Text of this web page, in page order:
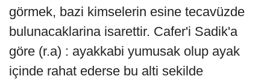
görmek, bazi kimselerin esine tecavüzde
bulunacaklarina isarettir. Cafer'i Sadik'a
göre (r.a) : ayakkabi yumusak olup ayak
içinde rahat ederse bu alti sekilde